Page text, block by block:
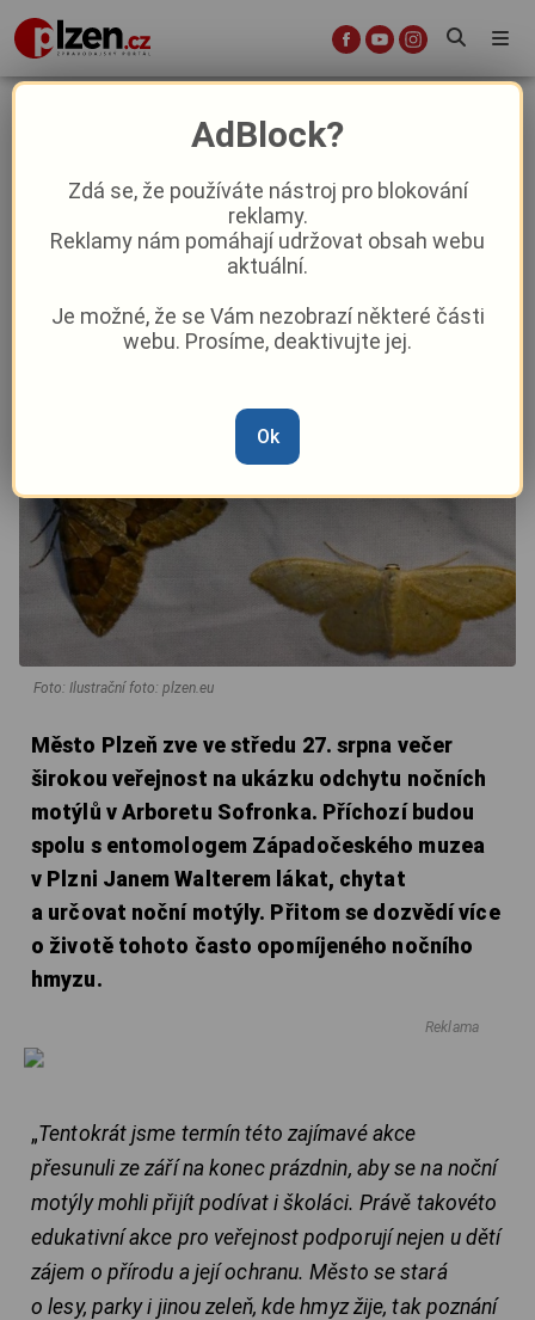
Přijďte si ve středu prohlédnout
noční motýly na Sofronku
24. 8. 2025|04:25
Foto: Ilustrační foto: plzen.eu
Město Plzeň zve ve středu 27. srpna večer
širokou veřejnost na ukázku odchytu nočních
motýlů v Arboretu Sofronka. Příchozí budou
spolu s entomologem Západočeského muzea
v Plzni Janem Walterem lákat, chytat
a určovat noční motýly. Přitom se dozvědí více
o životě tohoto často opomíjeného nočního
hmyzu.
Reklama
„Tentokrát jsme termín této zajímavé akce
přesunuli ze září na konec prázdnin, aby se na noční
motýly mohli přijít podívat i školáci. Právě takovéto
edukativní akce pro veřejnost podporují nejen u dětí
zájem o přírodu a její ochranu. Město se stará
o lesy, parky i jinou zeleň, kde hmyz žije, tak poznání
AdBlock?
Zdá se, že používáte nástroj pro blokování
reklamy.
Reklamy nám pomáhají udržovat obsah webu
aktuální.
Je možné, že se Vám nezobrazí některé části
webu. Prosíme, deaktivujte jej.
Ok